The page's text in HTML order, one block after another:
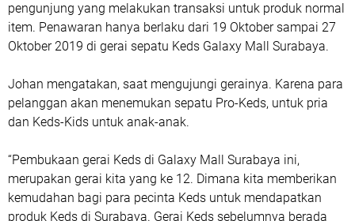
pengunjung yang melakukan transaksi untuk produk normal
item. Penawaran hanya berlaku dari 19 Oktober sampai 27
Oktober 2019 di gerai sepatu Keds Galaxy Mall Surabaya.
Johan mengatakan, saat mengujungi gerainya. Karena para
pelanggan akan menemukan sepatu Pro-Keds, untuk pria
dan Keds-Kids untuk anak-anak.
“Pembukaan gerai Keds di Galaxy Mall Surabaya ini,
merupakan gerai kita yang ke 12. Dimana kita memberikan
kemudahan bagi para pecinta Keds untuk mendapatkan
produk Keds di Surabaya. Gerai Keds sebelumnya berada